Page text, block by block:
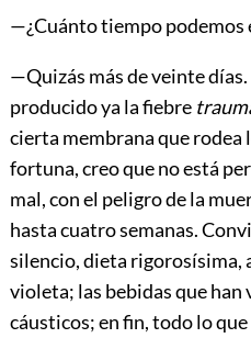
—¿Cuánto tiempo podemos
—Quizás más de veinte
producido ya la fiebre
cierta membrana que rodea
fortuna, creo que no está
mal, con el peligro de la
hasta cuatro semanas.
silencio, dieta rigorosísima,
violeta; las bebidas que han
cáusticos; en fin, todo lo